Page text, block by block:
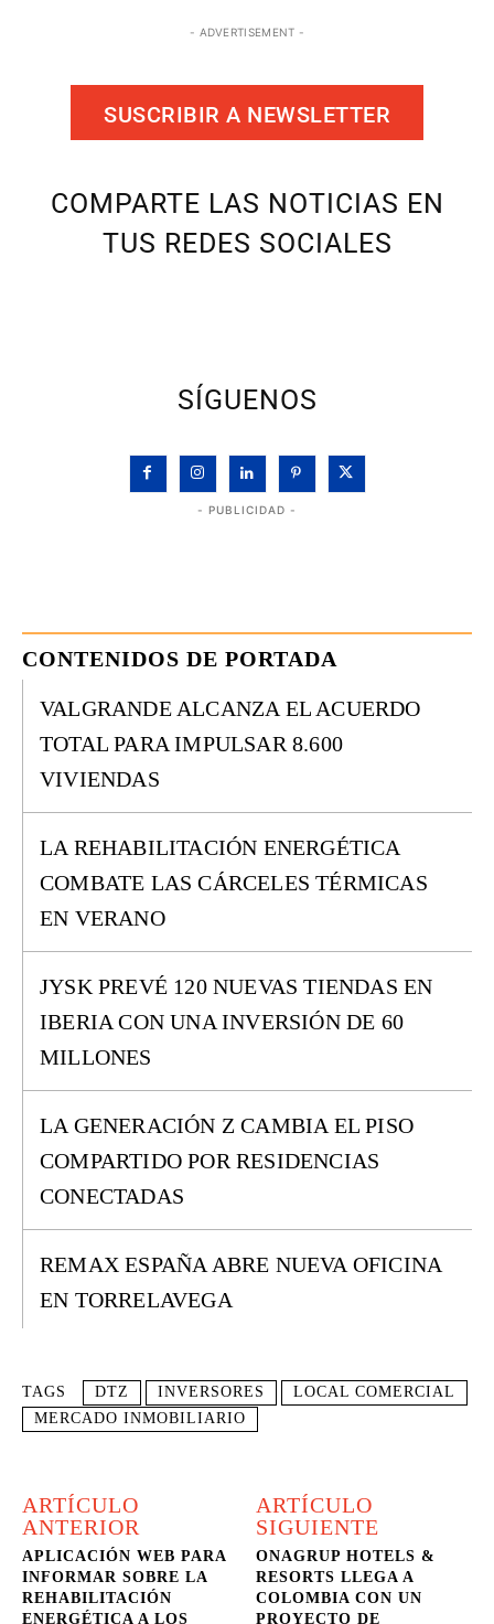
- ADVERTISEMENT -
SUSCRIBIR A NEWSLETTER
COMPARTE LAS NOTICIAS EN
TUS REDES SOCIALES
SÍGUENOS
- PUBLICIDAD -
CONTENIDOS DE PORTADA
VALGRANDE ALCANZA EL ACUERDO
TOTAL PARA IMPULSAR 8.600
VIVIENDAS
LA REHABILITACIÓN ENERGÉTICA
COMBATE LAS CÁRCELES TÉRMICAS
EN VERANO
JYSK PREVÉ 120 NUEVAS TIENDAS EN
IBERIA CON UNA INVERSIÓN DE 60
MILLONES
LA GENERACIÓN Z CAMBIA EL PISO
COMPARTIDO POR RESIDENCIAS
CONECTADAS
REMAX ESPAÑA ABRE NUEVA OFICINA
EN TORRELAVEGA
TAGS DTZ INVERSORES
LOCAL COMERCIAL
MERCADO INMOBILIARIO
ARTÍCULO
ANTERIOR
APLICACIÓN WEB PARA
INFORMAR SOBRE LA
REHABILITACIÓN
ENERGÉTICA A LOS
ARTÍCULO
SIGUIENTE
ONAGRUP HOTELS &
RESORTS LLEGA A
COLOMBIA CON UN
PROYECTO DE